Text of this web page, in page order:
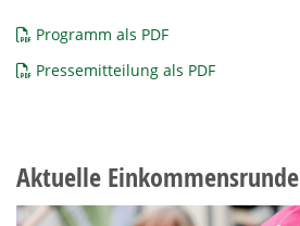
Programm als PDF
Pressemitteilung als PDF
Aktuelle Einkommensrunde